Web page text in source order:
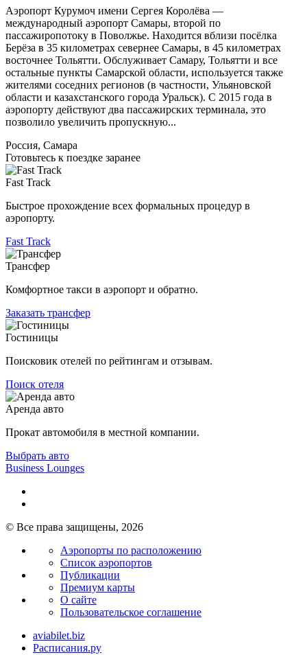
Аэропорт Курумоч имени Сергея Королёва —
международный аэропорт Самары, второй по
пассажиропотоку в Поволжье. Находится вблизи посёлка
Берёза в 35 километрах севернее Самары, в 45 километрах
восточнее Тольятти. Обслуживает Самару, Тольятти и все
остальные пункты Самарской области, используется также
жителями соседних регионов (в частности, Ульяновской
области и казахстанского города Уральск). С 2015 года в
аэропорту действуют два пассажирских терминала, это
позволило увеличить пропускную...
Россия, Самара
Готовьтесь к поездке заранее
Fast Track
Быстрое прохождение всех формальных процедур в
аэропорту.
Fast Track
Трансфер
Комфортное такси в аэропорт и обратно.
Заказать трансфер
Гостиницы
Поисковик отелей по рейтингам и отзывам.
Поиск отеля
Аренда авто
Прокат автомобиля в местной компании.
Выбрать авто
Business Lounges
© Все права защищены, 2026
Аэропорты по расположению
Список аэропортов
Публикации
Премиум карты
О сайте
Пользовательское соглашение
aviabilet.biz
Расписания.ру